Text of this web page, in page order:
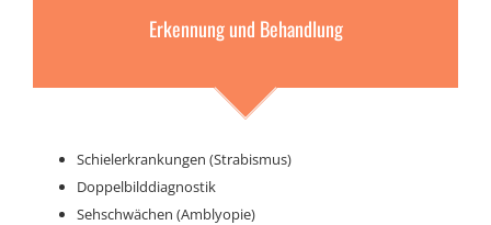
Erkennung und Behandlung
Schielerkrankungen (Strabismus)
Doppelbilddiagnostik
Sehschwächen (Amblyopie)